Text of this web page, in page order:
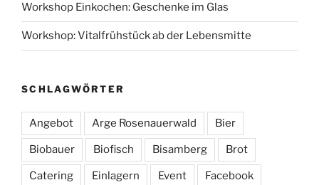
Workshop Einkochen: Geschenke im Glas
Workshop: Vitalfrühstück ab der Lebensmitte
SCHLAGWÖRTER
Angebot Arge Rosenauerwald Bier
Biobauer Biofisch Bisamberg Brot
Catering Einlagern Event Facebook